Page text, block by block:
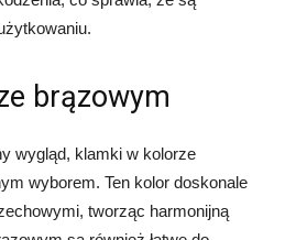
brązowym
wygląd, klamki w kolorze
wyborem. Ten kolor doskonale
tworząc harmonijną